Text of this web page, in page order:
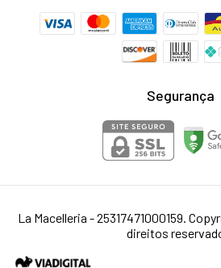
Segurança
La Macelleria - 25317471000159.
direitos